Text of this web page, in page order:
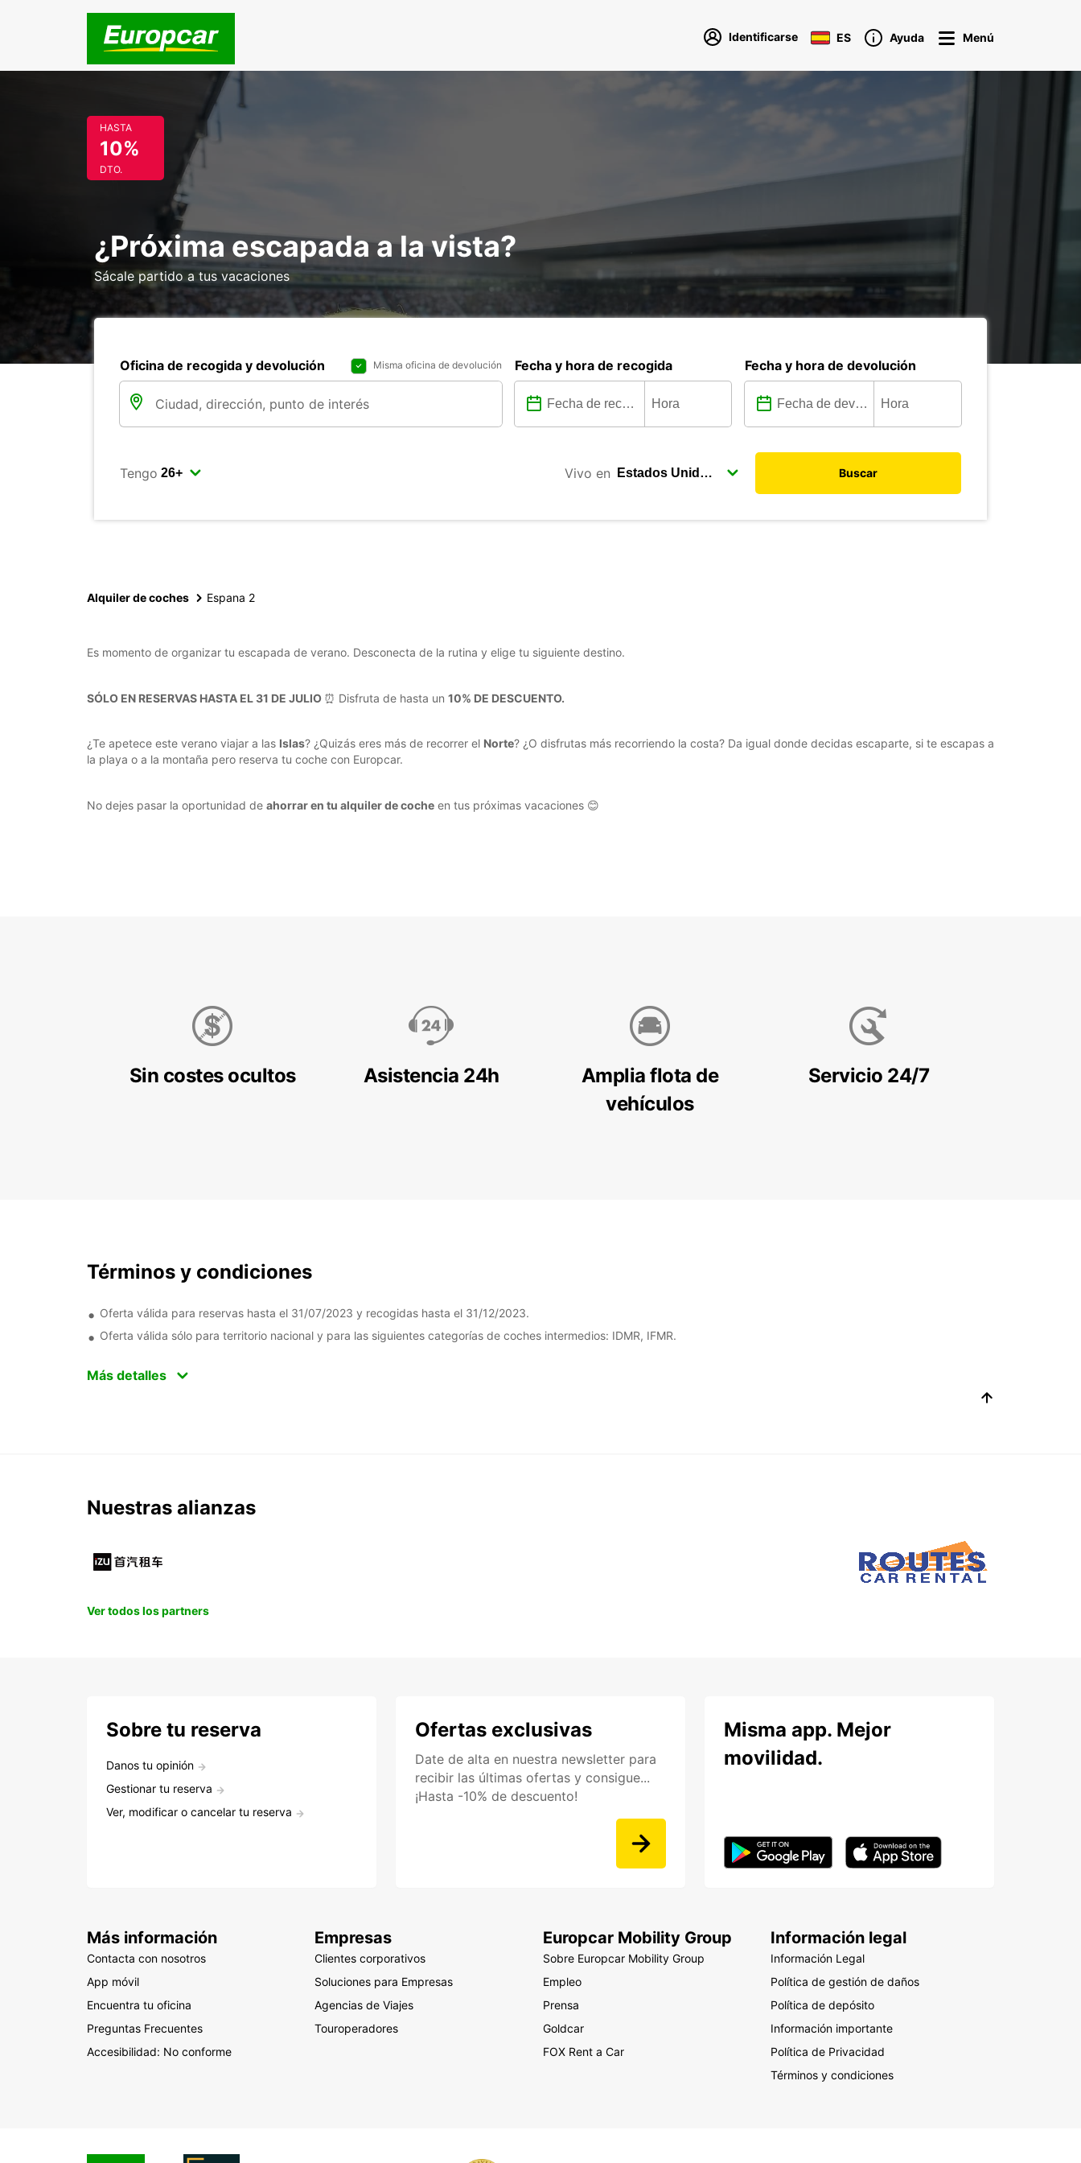
Identificarse ES Ayuda Menú
HASTA
10%
DTO.
¿Próxima escapada a la vista?
Sácale partido a tus vacaciones
Oficina de recogida y devolución Misma oficina de devolución Fecha y hora de recogida Fecha y hora de devolución
Tengo Vivo en Buscar
Alquiler de coches Espana 2
Es momento de organizar tu escapada de verano. Desconecta de la rutina y elige tu siguiente destino.
SÓLO EN RESERVAS HASTA EL 31 DE JULIO ⏰ Disfruta de hasta un 10% DE DESCUENTO.
¿Te apetece este verano viajar a las Islas? ¿Quizás eres más de recorrer el Norte? ¿O disfrutas más recorriendo la costa? Da igual donde decidas escaparte, si te escapas a
la playa o a la montaña pero reserva tu coche con Europcar.
No dejes pasar la oportunidad de ahorrar en tu alquiler de coche en tus próximas vacaciones 😊
Sin costes ocultos Asistencia 24h
Amplia flota de
vehículos
Servicio 24/7
Términos y condiciones
Oferta válida para reservas hasta el 31/07/2023 y recogidas hasta el 31/12/2023.
Oferta válida sólo para territorio nacional y para las siguientes categorías de coches intermedios: IDMR, IFMR.
Más detalles
Nuestras alianzas
Ver todos los partners
Sobre tu reserva
Danos tu opinión
Gestionar tu reserva
Ver, modificar o cancelar tu reserva
Ofertas exclusivas
Date de alta en nuestra newsletter para
recibir las últimas ofertas y consigue...
¡Hasta -10% de descuento!
Misma app. Mejor
movilidad.
Más información
Contacta con nosotros
App móvil
Encuentra tu oficina
Preguntas Frecuentes
Accesibilidad: No conforme
Empresas
Clientes corporativos
Soluciones para Empresas
Agencias de Viajes
Touroperadores
Europcar Mobility Group
Sobre Europcar Mobility Group
Empleo
Prensa
Goldcar
FOX Rent a Car
Información legal
Información Legal
Política de gestión de daños
Política de depósito
Información importante
Política de Privacidad
Términos y condiciones